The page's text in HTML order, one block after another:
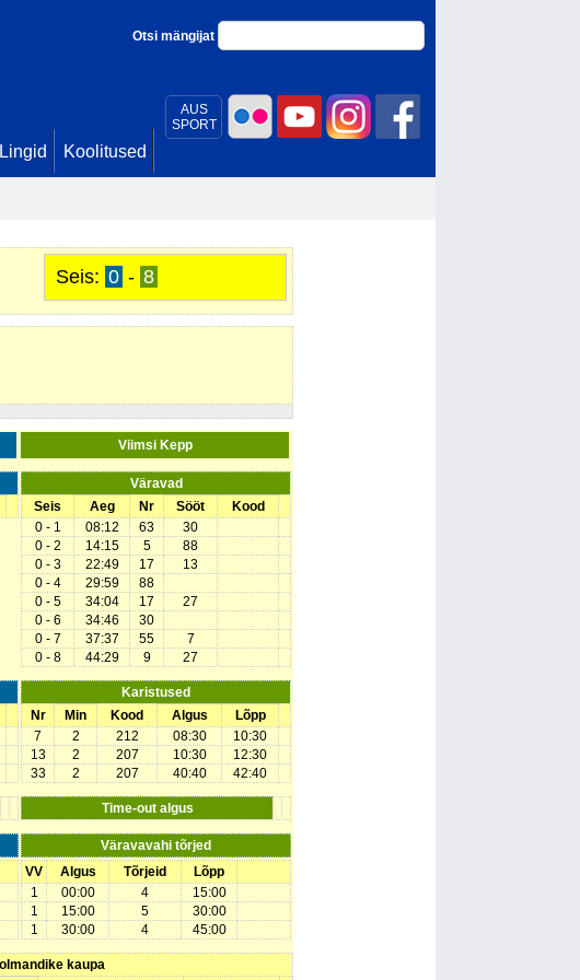
AUS
SPORT
Otsi mängijat
Lingid Koolitused
Seis: 0 - 8
Viimsi Kepp
Väravad
Seis
Aeg Nr Sööt
Kood
0 - 1
08:12 63
30
0 - 2
14:15 5
88
0 - 3
22:49 17
13
0 - 4
29:59
88
0 - 5
34:04 17
27
0 - 6
34:46
30
0 - 7
37:37 55
7
0 - 8
44:29 9 27
Karistused
Nr
Min Kood Algus
Lõpp
7
2 212 08:30
10:30
13
2 207 10:30
12:30
33
2 207 40:40 42:40
Time-out algus
Väravavahi tõrjed
VV Algus Tõrjeid
Lõpp
1
00:00 4
15:00
1
15:00 5
30:00
1
30:00 4 45:00
kaupa